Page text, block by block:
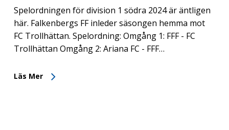
Spelordningen för division 1 södra 2024 är äntligen
här. Falkenbergs FF inleder säsongen hemma mot
FC Trollhättan. Spelordning: Omgång 1: FFF - FC
Trollhättan Omgång 2: Ariana FC - FFF…
Läs Mer